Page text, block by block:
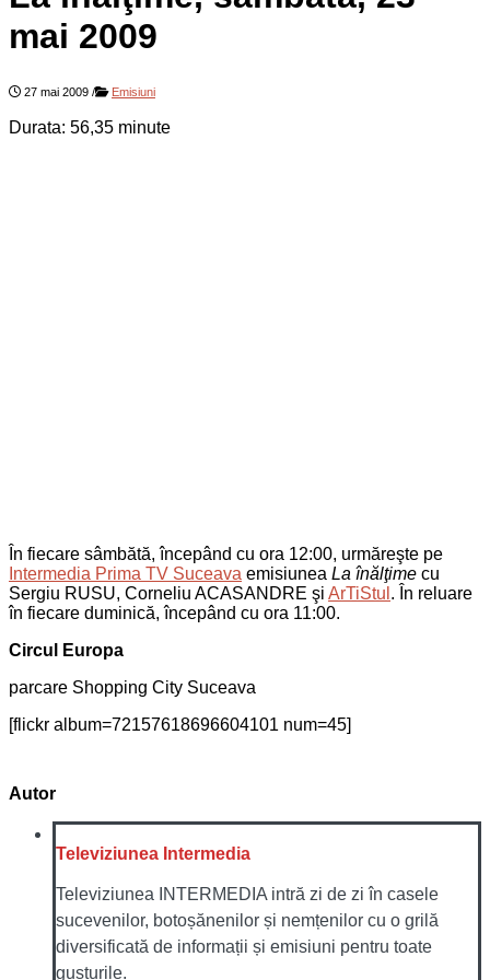
mai 2009
27 mai 2009 / Emisiuni
Durata: 56,35 minute
În fiecare sâmbătă, începând cu ora 12:00, urmăreşte pe
Intermedia Prima TV Suceava emisiunea La înălţime cu
Sergiu RUSU, Corneliu ACASANDRE şi ArTiStul . În reluare
în fiecare duminică, începând cu ora 11:00.
Circul Europa
parcare Shopping City Suceava
[flickr album=72157618696604101 num=45]
Autor
Televiziunea Intermedia
Televiziunea INTERMEDIA intră zi de zi în casele
sucevenilor, botoșănenilor și nemțenilor cu o grilă
diversificată de informații și emisiuni pentru toate
gusturile.